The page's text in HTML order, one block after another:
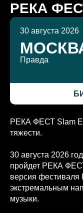
РЕКА
30 августа 2026
Правда
РЕКА ФЕСТ Slam
тяжести.
30 августа 2026
пройдет РЕКА
версия
экстремальным
музыки.